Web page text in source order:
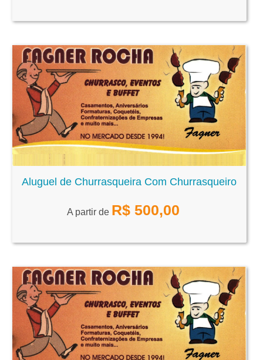
Aluguel de Churrasqueira Com Churrasqueiro
A partir de R$ 500,00